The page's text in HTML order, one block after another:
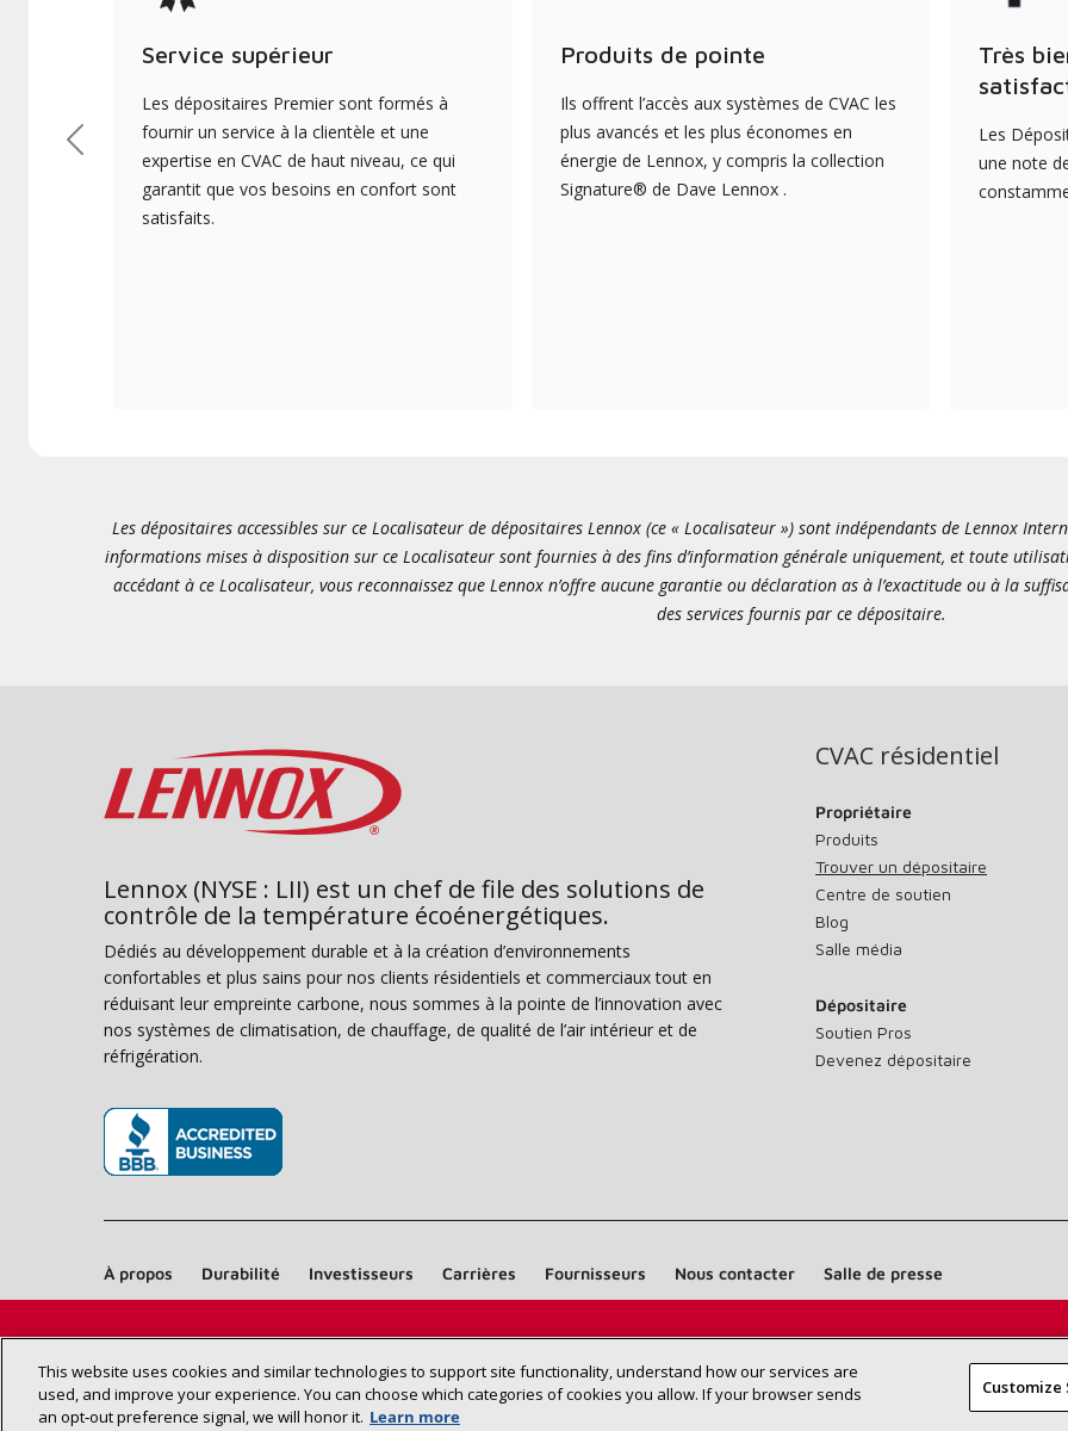
Service supérieur
Les dépositaires Premier sont formés à
fournir un service à la clientèle et une
expertise en CVAC de haut niveau, ce qui
garantit que vos besoins en confort sont
satisfaits.
Produits de pointe
Ils offrent l’accès aux systèmes de CVAC les
plus avancés et les plus économes en
énergie de Lennox, y compris la collection
Signature® de Dave Lennox .
Très
Les
une note
Précédent
Les dépositaires accessibles sur ce Localisateur de dépositaires Lennox (ce « Localisateur ») sont indépendants de Lennox
informations mises à disposition sur ce Localisateur sont fournies à des fins d’information générale uniquement, et toute
accédant à ce Localisateur, vous reconnaissez que Lennox n’offre aucune garantie ou déclaration as à l’exactitude ou à la
des services fournis par ce dépositaire.
Trouvez un dépositaire Lennox près
de chez vous
Lennox (NYSE : LII) est un chef de file des solutions de
contrôle de la température écoénergétiques.
Dédiés au développement durable et à la création d’environnements
confortables et plus sains pour nos clients résidentiels et commerciaux tout en
réduisant leur empreinte carbone, nous sommes à la pointe de l’innovation avec
nos systèmes de climatisation, de chauffage, de qualité de l’air intérieur et de
réfrigération.
CVAC résidentiel
Propriétaire
Produits
Trouver un dépositaire
Centre de soutien
Blog
Salle média
Dépositaire
Soutien Pros
Devenez dépositaire
À propos Durabilité Investisseurs Carrières Fournisseurs Nous contacter Salle de presse
Déclaration
This website uses cookies and similar technologies to support site functionality, understand how our services are
used, and improve your experience. You can choose which categories of cookies you allow. If your browser sends
an opt‑out preference signal, we will honor it. Learn more